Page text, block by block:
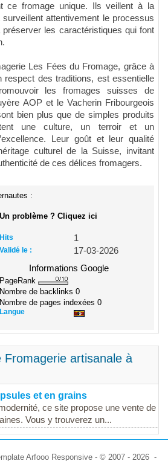
ce fromage unique. Ils veillent à la
attentivement le processus
préserver les caractéristiques qui font
Les Fées du Fromage, grâce à
respect des traditions, est essentielle
les fromages suisses de
AOP et le Vacherin Fribourgeois
bien plus que de simples produits
une culture, un terroir et un
Leur goût et leur qualité
culturel de la Suisse, invitant
de ces délices fromagers.
:
Un problème ? Cliquez ici
Hits 1
Validé le :
17-03-2026
Informations Google
PageRank
Nombre de backlinks 0
Nombre de pages indexées 0
Langue
Fromagerie artisanale à
et en grains
ce site propose une vente de
Vous y trouverez un...
Arfooo Responsive - © 2007 - 2026 -